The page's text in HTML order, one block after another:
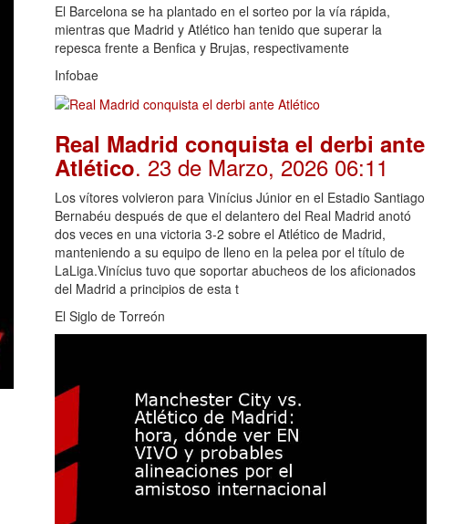
El Barcelona se ha plantado en el sorteo por la vía rápida,
mientras que Madrid y Atlético han tenido que superar la
repesca frente a Benfica y Brujas, respectivamente
Infobae
Real Madrid conquista el derbi ante
Atlético. 23 de Marzo, 2026 06:11
Los vítores volvieron para Vinícius Júnior en el Estadio Santiago
Bernabéu después de que el delantero del Real Madrid anotó
dos veces en una victoria 3-2 sobre el Atlético de Madrid,
manteniendo a su equipo de lleno en la pelea por el título de
LaLiga.Vinícius tuvo que soportar abucheos de los aficionados
del Madrid a principios de esta t
El Siglo de Torreón